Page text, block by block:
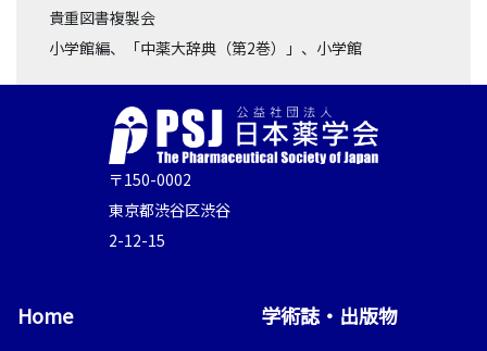
貴重図書複製会
小学館編、「中薬大辞典（第2巻）」、小学館
〒150-0002
東京都渋谷区渋谷
2-12-15
Home 学術誌・出版物